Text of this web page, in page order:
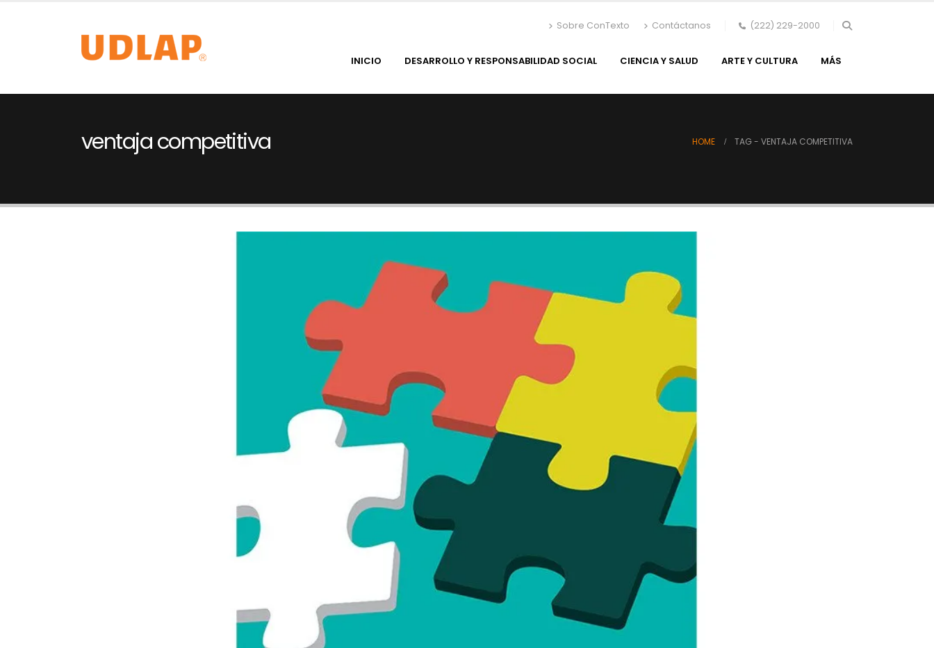
Sobre ConTexto Contáctanos (222) 229-2000
INICIO DESARROLLO Y RESPONSABILIDAD SOCIAL CIENCIA Y SALUD ARTE Y CULTURA MÁS
ventaja competitiva HOME TAG - VENTAJA COMPETITIVA